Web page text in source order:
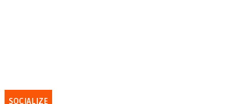
SOCIALIZE